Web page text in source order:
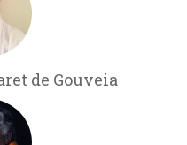
de Gouveia